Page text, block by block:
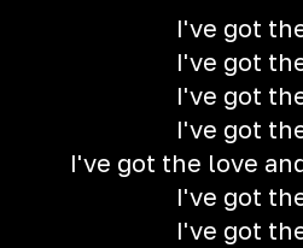
I've got
I've got
I've got
I've got
I've got the love
I've got
I've got